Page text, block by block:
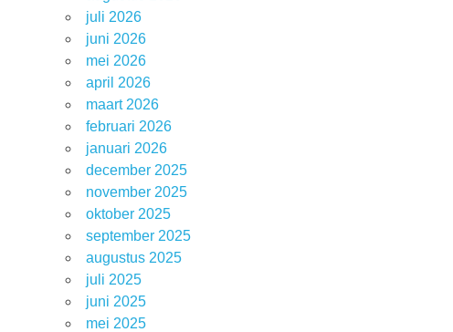
juli 2026
juni 2026
mei 2026
april 2026
maart 2026
februari 2026
januari 2026
december 2025
november 2025
oktober 2025
september 2025
augustus 2025
juli 2025
juni 2025
mei 2025